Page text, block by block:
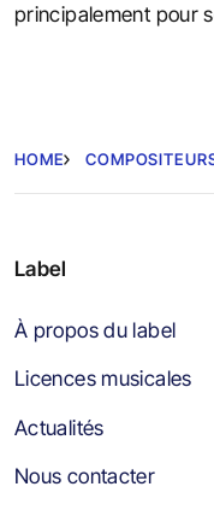
principalement pour
HOME
Label
À propos du label
Licences musicales
Actualités
Nous contacter